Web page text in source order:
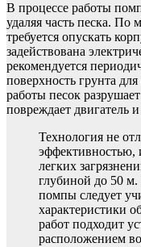
В процессе работы
удаляя часть песка.
требуется опускать
задействована
рекомендуется
поверхность грунта
работы песок
повреждает двигатель
Технология не
эффективностью,
легких
глубиной до 50
помпы следует
характеристики
работ подходит
расположением